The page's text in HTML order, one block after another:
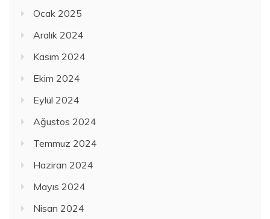
Ocak 2025
Aralık 2024
Kasım 2024
Ekim 2024
Eylül 2024
Ağustos 2024
Temmuz 2024
Haziran 2024
Mayıs 2024
Nisan 2024